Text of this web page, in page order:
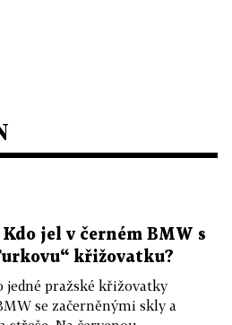
jel v černém BMW s
křižovatku?
jedné pražské křižovatky
se začerněnými skly a